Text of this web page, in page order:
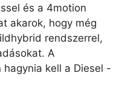
és a 4motion
akarok, hogy még
rendszerrel,
A
kell a Diesel -